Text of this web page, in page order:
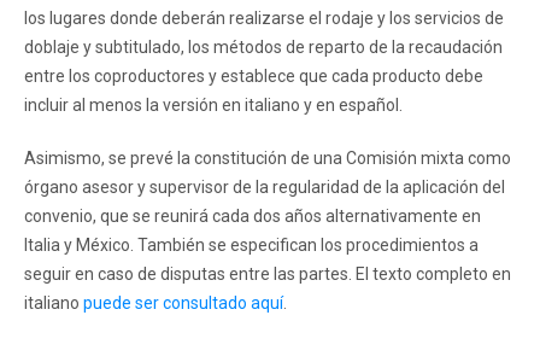
los lugares donde deberán realizarse el rodaje y los servicios de
doblaje y subtitulado, los métodos de reparto de la recaudación
entre los coproductores y establece que cada producto debe
incluir al menos la versión en italiano y en español.
Asimismo, se prevé la constitución de una Comisión mixta como
órgano asesor y supervisor de la regularidad de la aplicación del
convenio, que se reunirá cada dos años alternativamente en
Italia y México. También se especifican los procedimientos a
seguir en caso de disputas entre las partes. El texto completo en
italiano puede ser consultado aquí.